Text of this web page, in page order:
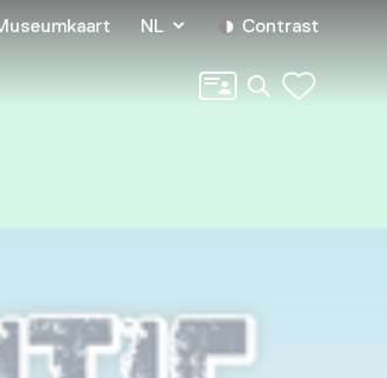
NL Contrast
Zoeken